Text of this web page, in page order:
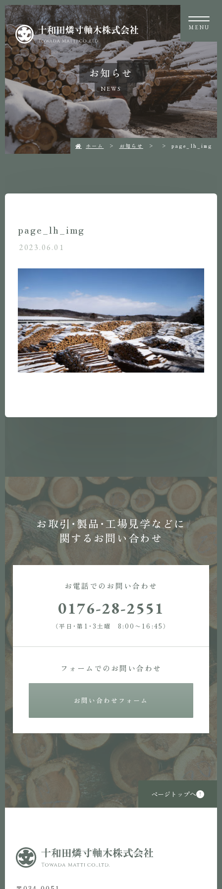
MENU
お知らせ
NEWS
ホーム お知らせ page_lh_img
page_lh_img
2023.06.01
お取引・製品・工場見学などに
関するお問い合わせ
お電話でのお問い合わせ
0176-28-2551
（平日・第1・3土曜 8:00〜16:45）
フォームでのお問い合わせ
お問い合わせフォーム
ページトップへ